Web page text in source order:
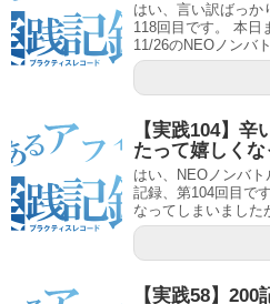
はい、言い訳ばっか
118回目です。 本日
11/26のNEOノンバ
【実践104】
たって嬉しく
はい、NEOノンバ
記録、第104回目で
なってしまいました
【実践58】